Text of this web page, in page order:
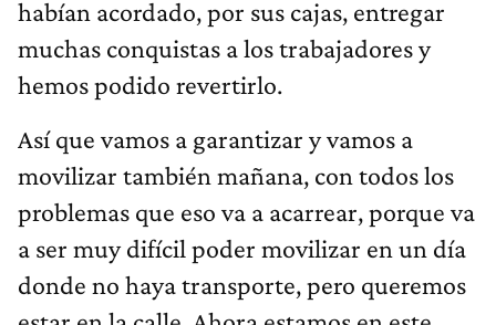
habían acordado, por sus cajas, entregar
muchas conquistas a los trabajadores y
hemos podido revertirlo.
Así que vamos a garantizar y vamos a
movilizar también mañana, con todos los
problemas que eso va a acarrear, porque va
a ser muy difícil poder movilizar en un día
donde no haya transporte, pero queremos